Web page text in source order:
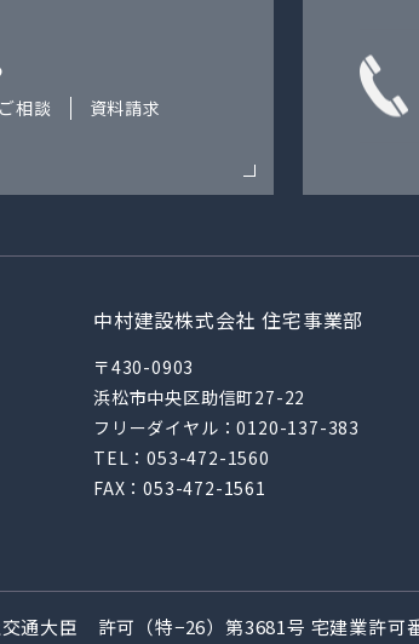
相談 資料請求
中村建設株式会社 住宅事業部
〒430-0903
浜松市中央区助信町27-22
フリーダイヤル：0120-137-383
TEL：053-472-1560
FAX：053-472-1561
通大臣 許可（特−26）第3681号 宅建業許